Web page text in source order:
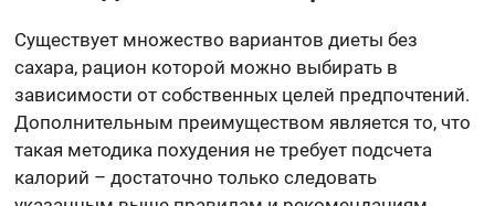
Существует множество вариантов диеты без
сахара, рацион которой можно выбирать в
зависимости от собственных целей предпочтений.
Дополнительным преимуществом является то, что
такая методика похудения не требует подсчета
калорий – достаточно только следовать